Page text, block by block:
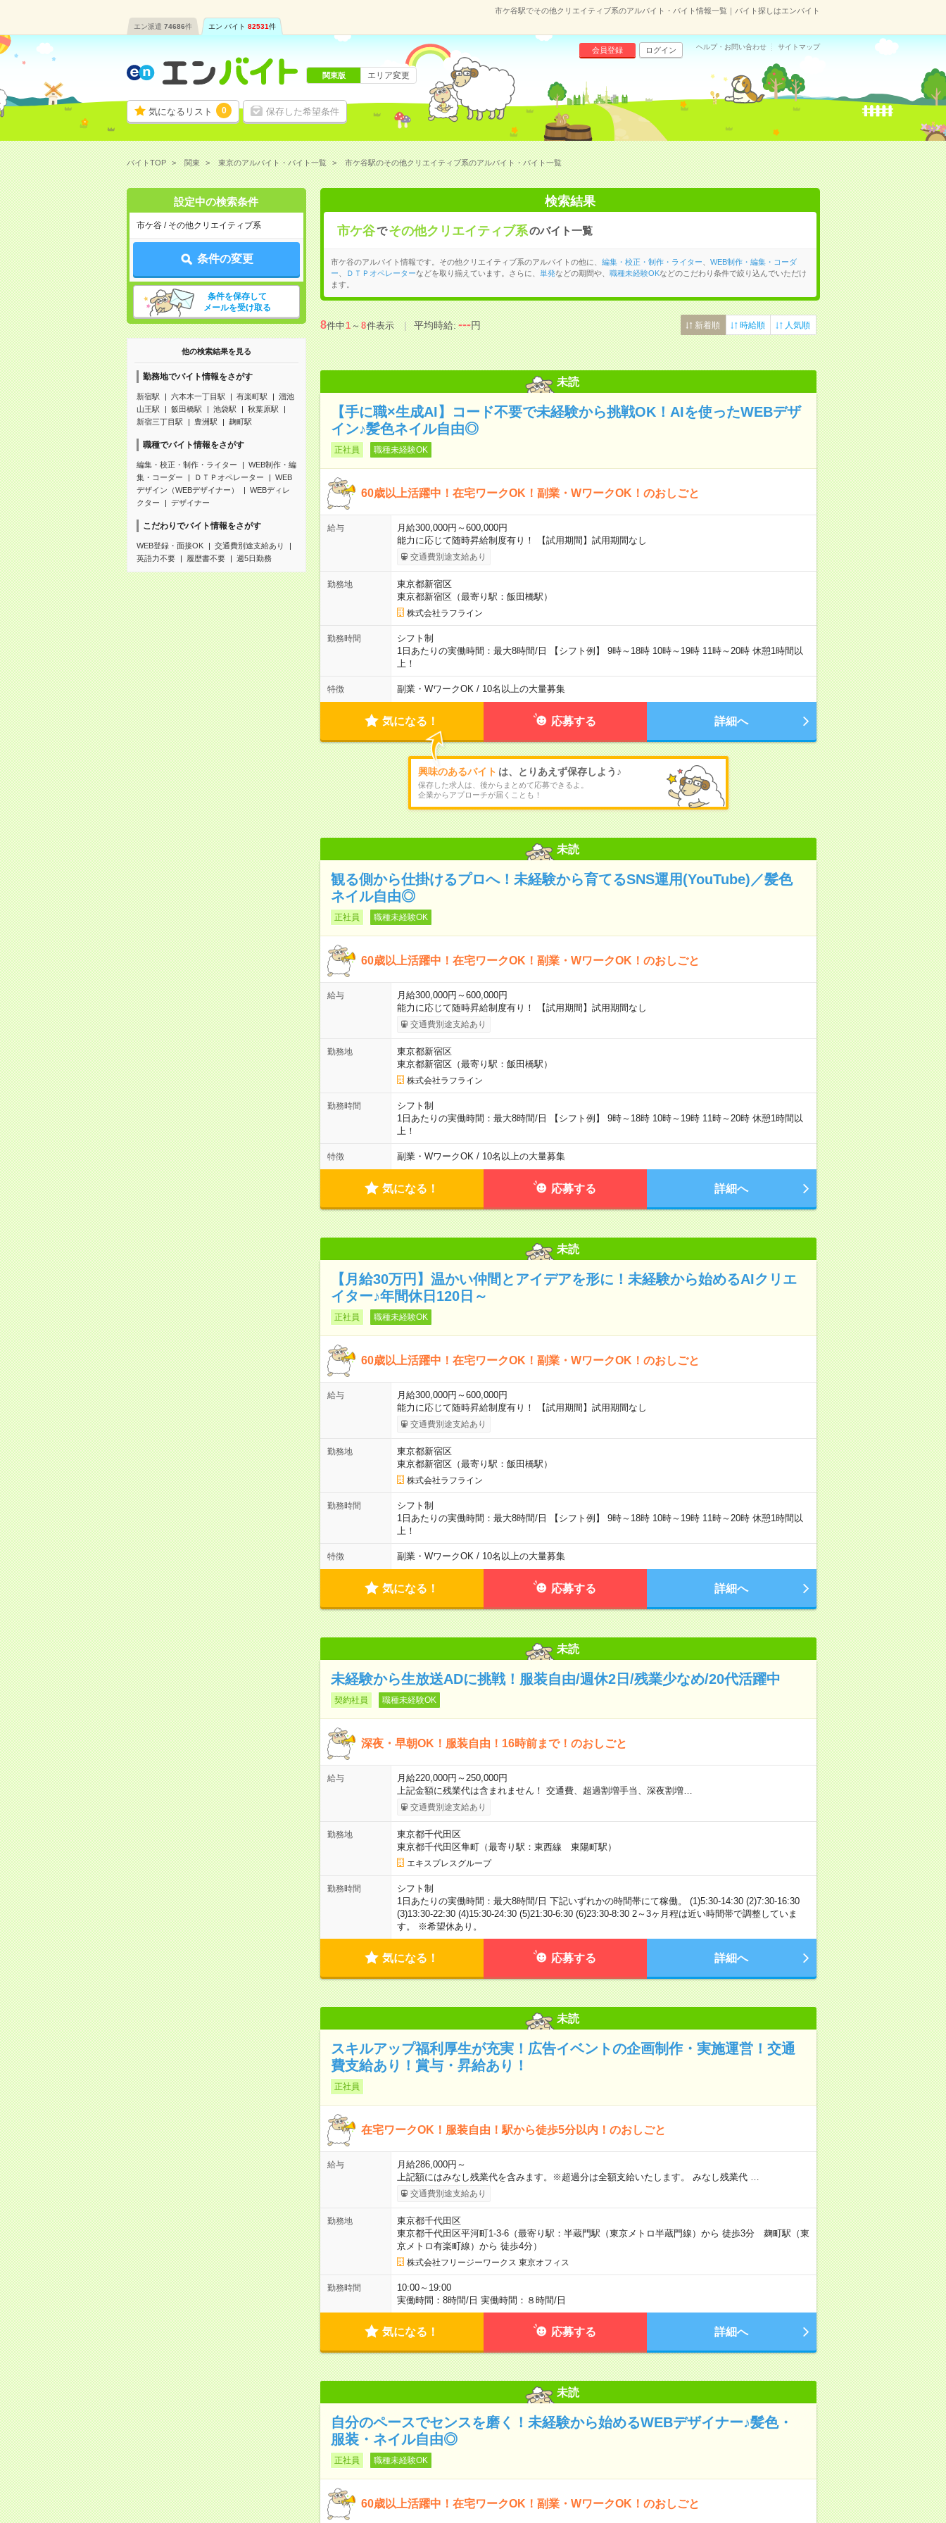
市ケ谷駅でその他クリエイティブ系のアルバイト・バイト情報一覧｜バイト探しはエンバイト
エン派遣 74686件 エン バイト 82531件
気になるリスト 0 保存した希望条件
会員登録 ログイン ヘルプ・お問い合わせ サイトマップ
関東版 エリア変更
バイトTOP 関東 東京のアルバイト・バイト一覧 市ケ谷駅のその他クリエイティブ系のアルバイト・バイト一覧
設定中の検索条件
市ケ谷 / その他クリエイティブ系
条件の変更
条件を保存して
メールを受け取る
他の検索結果を見る
勤務地でバイト情報をさがす
新宿駅 六本木一丁目駅 有楽町駅
溜池
山王駅
飯田橋駅 池袋駅
秋葉原駅
新宿三丁目駅
豊洲駅 麹町駅
職種でバイト情報をさがす
編集・校正・制作・ライター
WEB制作・編
集・コーダー
ＤＴＰオペレーター
WEB
デザイン（WEBデザイナー）
WEBディレ
クター
デザイナー
こだわりでバイト情報をさがす
WEB登録・面接OK
交通費別途支給あり
英語力不要
履歴書不要 週5日勤務
検索結果
市ケ谷で その他クリエイティブ系のバイト一覧
市ケ谷のアルバイト情報です。その他クリエイティブ系のアルバイトの他に、 編集・校正・制作・ライター
WEB制作・編集・コーダ
ー
ＤＴＰオペレーターなどを取り揃えています。さらに、 単発などの期間や、 職種未経験OKなどのこだわり条件で絞り込んでいただけ
ます。
8件中1～8件表示 平均時給:---円 新着順 時給順 人気順
未読
【手に職×生成AI】コード不要で未経験から挑戦OK！AIを使ったWEBデザ
イン♪髪色ネイル自由◎
正社員 職種未経験OK
60歳以上活躍中！在宅ワークOK！副業・WワークOK！のおしごと
給与
月給300,000円～600,000円
能力に応じて随時昇給制度有り！ 【試用期間】試用期間なし
交通費別途支給あり
勤務地
東京都新宿区
東京都新宿区（最寄り駅：飯田橋駅）
株式会社ラフライン
勤務時間
シフト制
1日あたりの実働時間：最大8時間/日 【シフト例】 9時～18時 10時～19時 11時～20時 休憩1時間以
上！
特徴 副業・WワークOK / 10名以上の大量募集
気になる！ 応募する 詳細へ
興味のあるバイト は、とりあえず保存しよう♪
保存した求人は、後からまとめて応募できるよ。
企業からアプローチが届くことも！
未読
観る側から仕掛けるプロへ！未経験から育てるSNS運用(YouTube)／髪色
ネイル自由◎
正社員 職種未経験OK
60歳以上活躍中！在宅ワークOK！副業・WワークOK！のおしごと
給与
月給300,000円～600,000円
能力に応じて随時昇給制度有り！ 【試用期間】試用期間なし
交通費別途支給あり
勤務地
東京都新宿区
東京都新宿区（最寄り駅：飯田橋駅）
株式会社ラフライン
勤務時間
シフト制
1日あたりの実働時間：最大8時間/日 【シフト例】 9時～18時 10時～19時 11時～20時 休憩1時間以
上！
特徴 副業・WワークOK / 10名以上の大量募集
気になる！ 応募する 詳細へ
未読
【月給30万円】温かい仲間とアイデアを形に！未経験から始めるAIクリエ
イター♪年間休日120日～
正社員 職種未経験OK
60歳以上活躍中！在宅ワークOK！副業・WワークOK！のおしごと
給与
月給300,000円～600,000円
能力に応じて随時昇給制度有り！ 【試用期間】試用期間なし
交通費別途支給あり
勤務地
東京都新宿区
東京都新宿区（最寄り駅：飯田橋駅）
株式会社ラフライン
勤務時間
シフト制
1日あたりの実働時間：最大8時間/日 【シフト例】 9時～18時 10時～19時 11時～20時 休憩1時間以
上！
特徴 副業・WワークOK / 10名以上の大量募集
気になる！ 応募する 詳細へ
未読
未経験から生放送ADに挑戦！服装自由/週休2日/残業少なめ/20代活躍中
契約社員 職種未経験OK
深夜・早朝OK！服装自由！16時前まで！のおしごと
給与
月給220,000円～250,000円
上記金額に残業代は含まれません！ 交通費、超過割増手当、深夜割増…
交通費別途支給あり
勤務地
東京都千代田区
東京都千代田区隼町（最寄り駅：東西線 東陽町駅）
エキスプレスグループ
勤務時間
シフト制
1日あたりの実働時間：最大8時間/日 下記いずれかの時間帯にて稼働。 (1)5:30-14:30 (2)7:30-16:30
(3)13:30-22:30 (4)15:30-24:30 (5)21:30-6:30 (6)23:30-8:30 2～3ヶ月程は近い時間帯で調整していま
す。 ※希望休あり。
気になる！ 応募する 詳細へ
未読
スキルアップ福利厚生が充実！広告イベントの企画制作・実施運営！交通
費支給あり！賞与・昇給あり！
正社員
在宅ワークOK！服装自由！駅から徒歩5分以内！のおしごと
給与
月給286,000円～
上記額にはみなし残業代を含みます。※超過分は全額支給いたします。 みなし残業代 …
交通費別途支給あり
勤務地
東京都千代田区
東京都千代田区平河町1-3-6（最寄り駅：半蔵門駅（東京メトロ半蔵門線）から 徒歩3分 麹町駅（東
京メトロ有楽町線）から 徒歩4分）
株式会社フリージーワークス 東京オフィス
勤務時間
10:00～19:00
実働時間：8時間/日 実働時間：８時間/日
気になる！ 応募する 詳細へ
未読
自分のペースでセンスを磨く！未経験から始めるWEBデザイナー♪髪色・
服装・ネイル自由◎
正社員 職種未経験OK
60歳以上活躍中！在宅ワークOK！副業・WワークOK！のおしごと